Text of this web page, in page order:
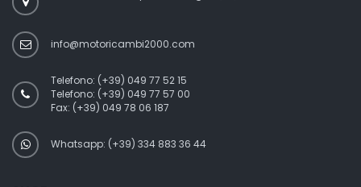
info@motoricambi2000.com
Telefono: (+39) 049 77 52 15
Telefono: (+39) 049 77 57 00
Fax: (+39) 049 78 06 187
Whatsapp: (+39) 334 883 36 44